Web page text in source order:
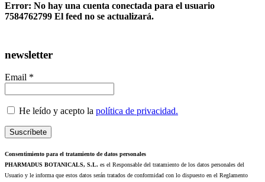
Error: No hay una cuenta conectada para el usuario
7584762799 El feed no se actualizará.
newsletter
Email *
He leído y acepto la política de privacidad.
Consentimiento para el tratamiento de datos personales
PHARMADUS BOTANICALS, S.L. es el Responsable del tratamiento de los datos personales del
Usuario y le informa que estos datos serán tratados de conformidad con lo dispuesto en el Reglamento